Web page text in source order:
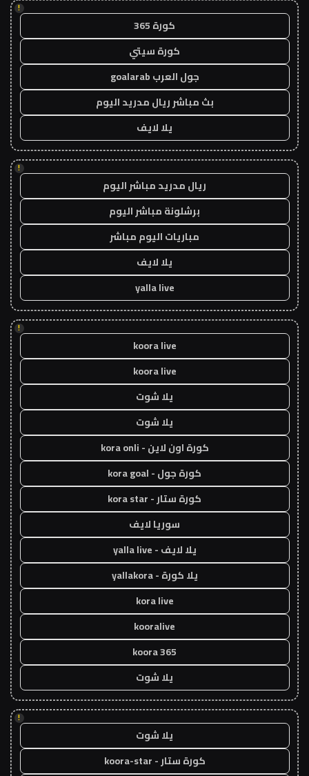
!
كورة 365
كورة سيتي
جول العرب goalarab
بث مباشر ريال مدريد اليوم
يلا لايف
!
ريال مدريد مباشر اليوم
برشلونة مباشر اليوم
مباريات اليوم مباشر
يلا لايف
yalla live
!
koora live
koora live
يلا شوت
يلا شوت
كورة اون لاين - kora onli
كورة جول - kora goal
كورة ستار - kora star
سوريا لايف
يلا لايف - yalla live
يلا كورة - yallakora
kora live
kooralive
koora 365
يلا شوت
!
يلا شوت
كورة ستار - koora-star